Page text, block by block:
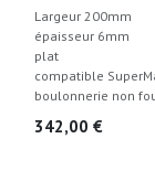
Largeur 200mm
épaisseur 6mm
plat
compatible
boulonnerie non
342,00 €